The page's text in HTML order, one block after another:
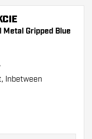
Gripped Blue
Inbetween